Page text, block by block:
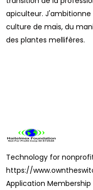
apiculteur.
culture de maïs, du
des plantes mellifères.
Technology for
https://
Application Membership